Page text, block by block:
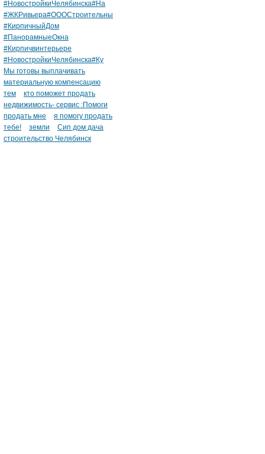
#НовостройкиЧелябинска#На
#ЖКРивьера#ОООСтроительны
#КирпичныйДом
#ПанорамныеОкна
#Кирпичвинтерьере
#НовостройкиЧелябинска#Ку
Мы готовы выплачивать
материальную компенсацию
тем
кто поможет продать
недвижимость- сервис :Помоги
продать мне
я помогу продать
тебе!
земли
Сип дом дача
строительство Челябинск